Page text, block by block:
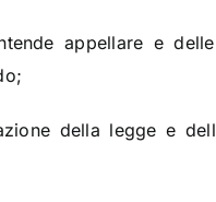
appellare e
della legge e